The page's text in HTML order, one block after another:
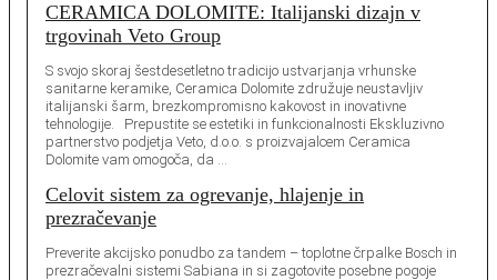
CERAMICA DOLOMITE: Italijanski dizajn v
trgovinah Veto Group
S svojo skoraj šestdesetletno tradicijo ustvarjanja vrhunske
sanitarne keramike, Ceramica Dolomite združuje neustavljiv
italijanski šarm, brezkompromisno kakovost in inovativne
tehnologije. Prepustite se estetiki in funkcionalnosti Ekskluzivno
partnerstvo podjetja Veto, d.o.o. s proizvajalcem Ceramica
Dolomite vam omogoča, da …
Celovit sistem za ogrevanje, hlajenje in
prezračevanje
Preverite akcijsko ponudbo za tandem – toplotne črpalke Bosch in
prezračevalni sistemi Sabiana in si zagotovite posebne pogoje